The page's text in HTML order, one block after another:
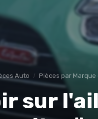
Auto Pièces par Marque
sur